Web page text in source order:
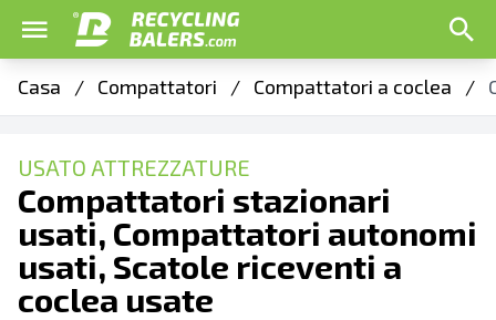
Casa / Compattatori / Compattatori a coclea /
USATO ATTREZZATURE
Compattatori stazionari
usati, Compattatori autonomi
usati, Scatole riceventi a
coclea usate